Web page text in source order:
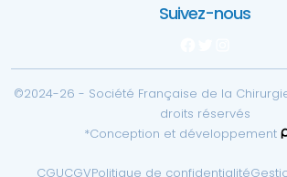
Suivez-nous
©2024-26 - Société Française de la
droits réservés
*Conception et développement
CGUCGVPolitique de confidentialité